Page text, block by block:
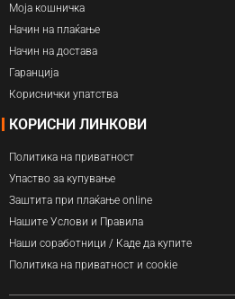
Моја кошничка
Начин на плаќање
Начин на достава
Гаранција
Кориснички упатства
КОРИСНИ ЛИНКОВИ
Политика на приватност
Упаство за купување
Заштита при плаќање online
Нашите Услови и Правила
Наши соработници / Каде да купите
Политика на приватност и cookie